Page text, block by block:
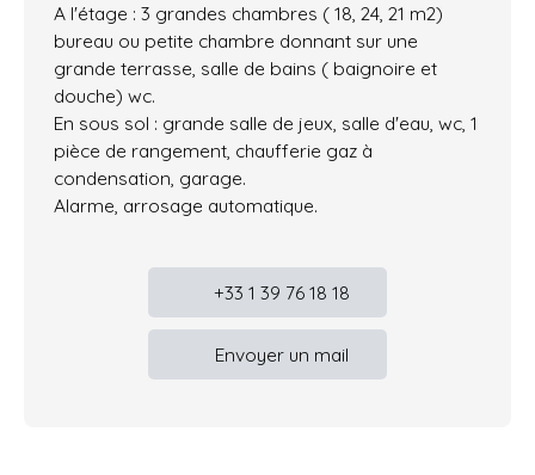
A l'étage : 3 grandes chambres ( 18, 24, 21 m2)
bureau ou petite chambre donnant sur une
grande terrasse, salle de bains ( baignoire et
douche) wc.
En sous sol : grande salle de jeux, salle d'eau, wc, 1
pièce de rangement, chaufferie gaz à
condensation, garage.
Alarme, arrosage automatique.
+33 1 39 76 18 18
Envoyer un mail